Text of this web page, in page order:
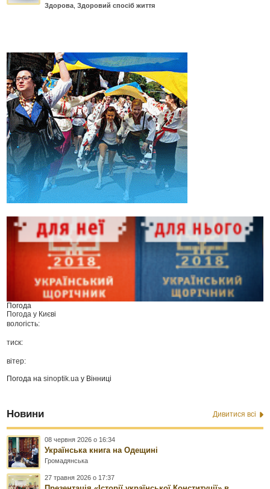
Здорова ,Здоровий спосіб життя
Погода
Погода у Києві
вологість:
тиск:
вітер:
Погода наsinoptik.ua у Вінниці
Новини Дивитися всі
08 червня 2026 о 16:34
Українська книга на Одещині
Громадянська
27 травня 2026 о 17:37